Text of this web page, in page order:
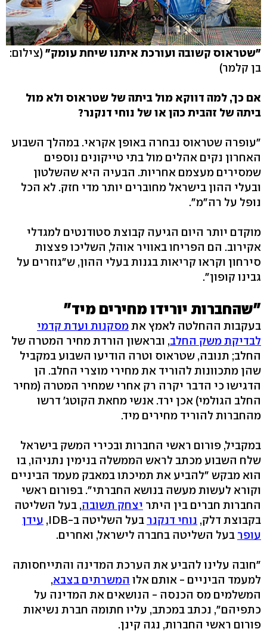
"שטראוס קשובה ועורכת איתנו שיחת עומק" (צילום:
בן קלמר)
אם כך, למה דווקא מול ביתה של שטראוס ולא מול
ביתה של זהבית כהן או של נוחי דנקנר?
"עופרה שטראוס נבחרה באופן אקראי. במהלך השבוע
האחרון נקים אהלים מול בתי טייקונים נוספים
שמסירים מעצמם אחריות. הבעיה היא שהשלטון
ובעלי ההון בישראל מחוברים יותר מדי חזק. לא הכל
נופל על רה"מ".
מוקדם יותר היום הגיעה קבוצת סטודנטים למגדלי
אקירוב. הם הפריחו באוויר אוהל, השליכו פצצות
סירחון וקראו קריאות בגנות בעלי ההון, ש"גוזרים על
גבינו קופון".
"שהחברות יורידו מחירים מיד"
בעקבות ההחלטה לאמץ אתמסקנות ועדת קדמי
לבדיקת משק החלב, ובראשון הורדת מחיר המטרה של
החלב; תנובה, שטראוס וטרה הודיעו השבוע במקביל
שהן מתכוונות להוריד את מחירי מוצרי החלב. הן
הדגישו כי הדבר יקרה רק אחרי שמחיר המטרה (מחיר
החלב הגולמי) אכן ירד. אנשי מחאת הקוטג' דרשו
מהחברות להוריד מחירים מיד.
במקביל, פורום ראשי החברות ובכירי המשק בישראל
שלח השבוע מכתב לראש הממשלה בנימין נתניהו, בו
הוא מבקש "להביע את תמיכתו במאבק מעמד הביניים
וקורא לעשות מעשה בנושא החברתי". בפורום ראשי
החברות חברים בין היתר יצחק תשובה, בעל השליטה
בקבוצת דלק, נוחי דנקנר בעל השליטה ב-IDB,
עידן
עופר בעל השליטה בחברה לישראל, ואחרים.
"חובה עלינו להביע את הערכת המדינה והתייחסותה
למעמד הביניים - אותם אלו המשרתים בצבא,
המשלמים מס הכנסה - הנושאים את המדינה על
כתפיהם", נכתב במכתב, עליו חתומה חברת נשיאות
פורום ראשי החברות, נגה קינן.